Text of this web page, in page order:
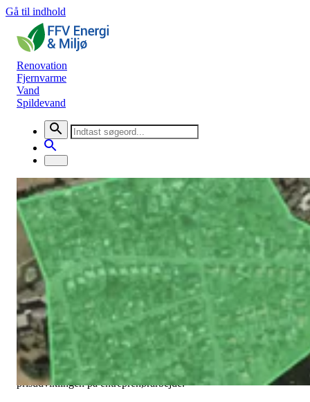
Gå til indhold
Renovation
Fjernvarme
Vand
Spildevand
Nyheder
Nyt om udvidelsen af fjernvarme i
Faaborg
Fjernvarme
26. juni 2024
Så er der endelig nyt om fjernvarmeprojektet i Faaborg. Vi starter
i nordvestområdet - og vi forventer at kunne melde noget konkret
efter sommerferien.
Da fjernvarmeprojektet i Faaborg blev aflyst sidste år på grund af
meget høje entreprenørpriser, lovede vi at holde tæt øje med
prisudviklingen på entreprenørarbejde.